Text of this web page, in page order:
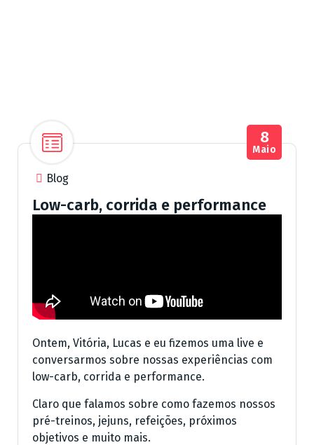
Blog
8
Maio
Low-carb, corrida e performance
Ontem, Vitória, Lucas e eu fizemos uma live e
conversarmos sobre nossas experiências com
low-carb, corrida e performance.
Claro que falamos sobre como fazemos nossos
pré-treinos, jejuns, refeições, próximos
objetivos e muito mais.